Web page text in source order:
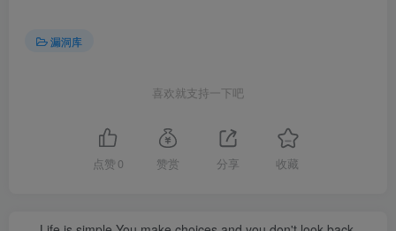
漏洞库
喜欢就支持一下吧
点赞 0 赞赏 分享 收藏